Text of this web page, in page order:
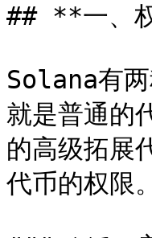
## **一、
Solana有
就是普通的
的高级拓展
代币的权限。